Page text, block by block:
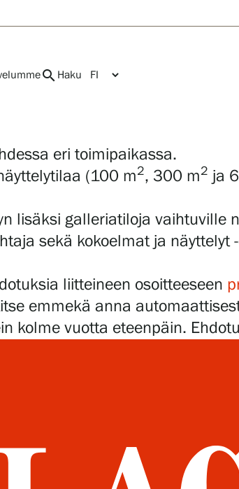
search Haku
Gösta Serlachiuksen
taidesäätiö
Yhteystiedot
Serlachius Taidesauna
Serlachius Art & Sauna
Express
Esteettömyys
Tietosuoja ja evästeet
searchHakufi ensvja
eri toimipaikassa.
(100 m2, 300 m2 ja
lisäksi galleriatiloja vaihtuville
sekä kokoelmat ja
liitteineen osoitteeseen
emmekä anna
kolme vuotta eteenpäin.